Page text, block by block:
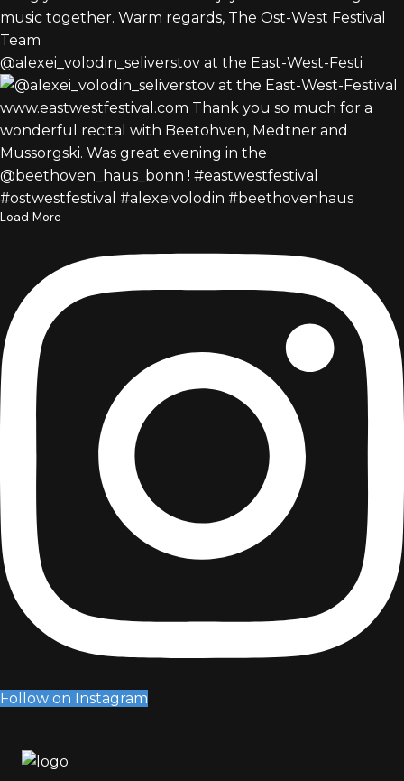
@alexei_volodin_seliverstov at the East-West-Festi
Load More
Follow on Instagram